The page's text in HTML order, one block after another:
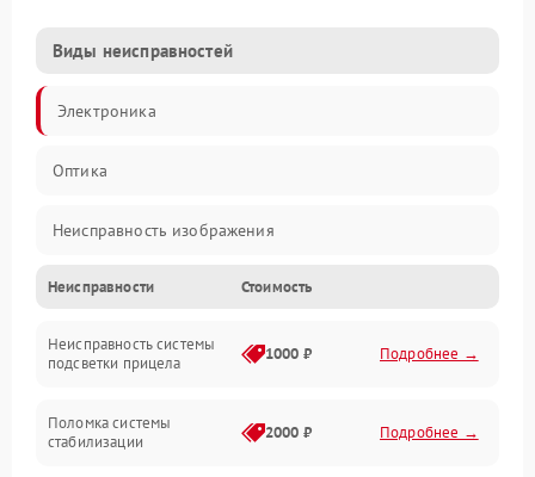
Виды неисправностей
Электроника
Оптика
Неисправность изображения
Механические повреждения
Неисправность фокусировки и оптики
Неисправности Стоимость
Неисправность системы
подсветки прицела
1000 ₽ Подробнее →
Поломка системы
стабилизации
2000 ₽ Подробнее →